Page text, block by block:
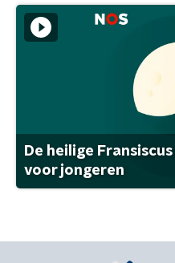
De heilige
voor jongeren